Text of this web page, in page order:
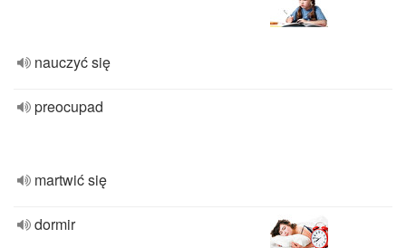
nauczyć się
preocupad
martwić się
dormir